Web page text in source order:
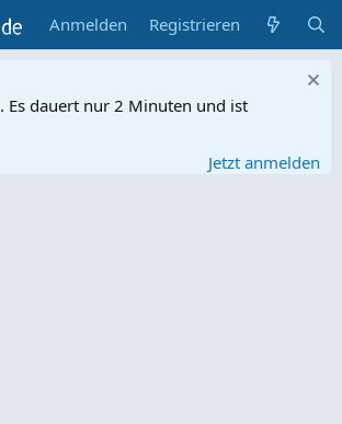
Anmelden Registrieren
. Es dauert nur 2 Minuten und ist
Jetzt anmelden